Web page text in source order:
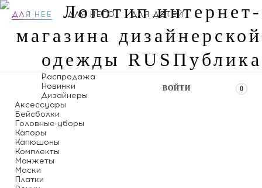
ДЛЯ НЕЕ ДЛЯ НЕГО ДЛЯ ДЕТЕЙ
0
ВОЙТИ
Распродажа
Новинки
Дизайнеры
Аксессуары
Бейсболки
Головные уборы
Капоры
Капюшоны
Комплекты
Манжеты
Маски
Платки